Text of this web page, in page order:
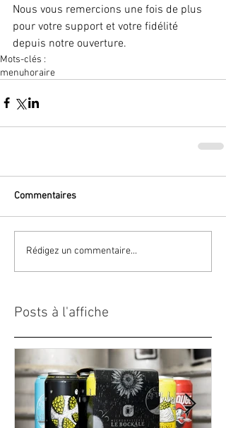
Nous vous remercions une fois de plus
pour votre support et votre fidélité
depuis notre ouverture.
Mots-clés :
menuhoraire
Commentaires
Rédigez un commentaire...
Posts à l'affiche